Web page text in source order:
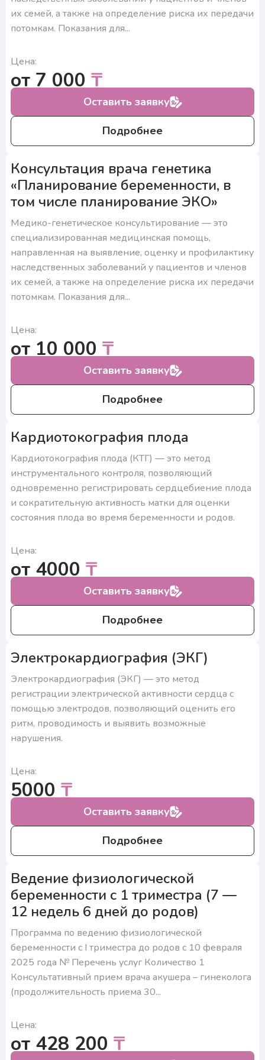
их семей, а также на определение риска их передачи
потомкам. Показания для...
Оставить заявку
Подробнее
Цена:
от 7 000 ₸
Консультация врача генетика
«Планирование беременности, в
том числе планирование ЭКО»
Медико-генетическое консультирование — это
специализированная медицинская помощь,
направленная на выявление, оценку и профилактику
наследственных заболеваний у пациентов и членов
их семей, а также на определение риска их передачи
потомкам. Показания для...
Оставить заявку
Подробнее
Цена:
от 10 000 ₸
Кардиотокография плода
Кардиотокография плода (КТГ) — это метод
инструментального контроля, позволяющий
одновременно регистрировать сердцебиение плода
и сократительную активность матки для оценки
состояния плода во время беременности и родов.
Оставить заявку
Подробнее
Цена:
от 4000 ₸
Электрокардиография (ЭКГ)
Электрокардиография (ЭКГ) — это метод
регистрации электрической активности сердца с
помощью электродов, позволяющий оценить его
ритм, проводимость и выявить возможные
нарушения.
Оставить заявку
Подробнее
Цена:
5000 ₸
Ведение физиологической
беременности с 1 триместра (7 —
12 недель 6 дней до родов)
Программа по ведению физиологической
беременности с I триместра до родов с 10 февраля
2025 года № Перечень услуг Количество 1
Консультативный прием врача акушера – гинеколога
(продолжительность приема 30...
Цена:
от 428 200 ₸
Нажимая на кнопку, я подтверждаю, что согласен
с условиями обработки персональных данных и
подтверждаю согласие на получение ответа, а также
ознакомлен с правилами подготовки к исследованиям